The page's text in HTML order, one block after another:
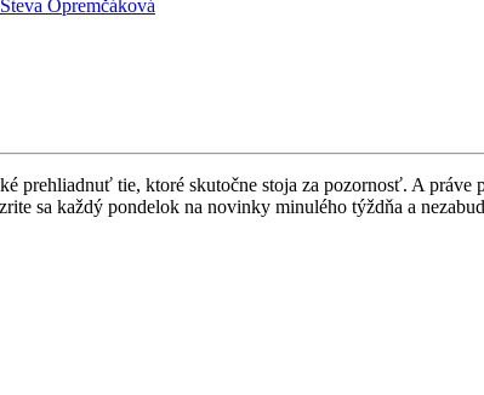
Števa Opremčáková
prehliadnuť tie, ktoré skutočne stoja za pozornosť. A
sa každý pondelok na novinky minulého týždňa a